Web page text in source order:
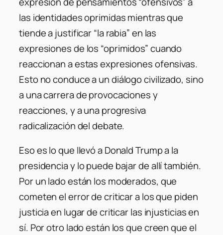
las identidades oprimidas mientras que
tiende a justificar “la rabia” en las
expresiones de los “oprimidos” cuando
reaccionan a estas expresiones ofensivas.
Esto no conduce a un diálogo civilizado, sino
a una carrera de provocaciones y
reacciones, y a una progresiva
radicalización del debate.
Eso es lo que llevó a Donald Trump a la
presidencia y lo puede bajar de allí también.
Por un lado están los moderados, que
cometen el error de criticar a los que piden
justicia en lugar de criticar las injusticias en
sí. Por otro lado están los que creen que el